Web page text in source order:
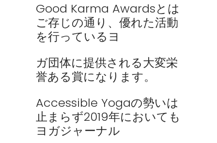
Good Karma Awardsとは
ご存じの通り、優れた活動
を行っているヨ
ガ団体に提供される大変栄
誉ある賞になります。
Accessible Yogaの勢いは
止まらず2019年においても
ヨガジャーナル